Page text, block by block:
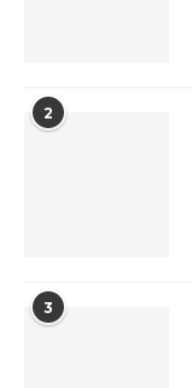
2
3